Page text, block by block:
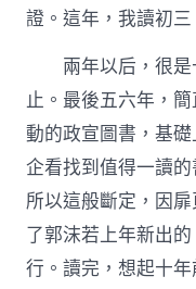
證。這年，我讀初
兩年以后，很
止。最後五六年，
動的政宣圖書，基
企看找到值得一讀
所以這般斷定，因
了郭沫若上年新出
行。讀完，想起十